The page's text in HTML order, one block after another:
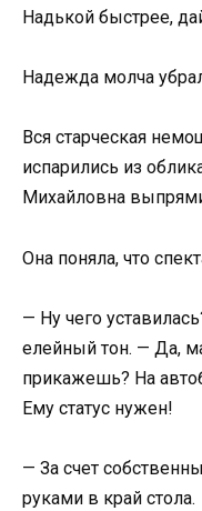
Надькой быстрее,
Надежда молча
Вся старческая
испарились из
Михайловна
Она поняла, что
— Ну чего
елейный тон. — Да,
прикажешь? На
Ему статус нужен!
— За счет
руками в край стола.